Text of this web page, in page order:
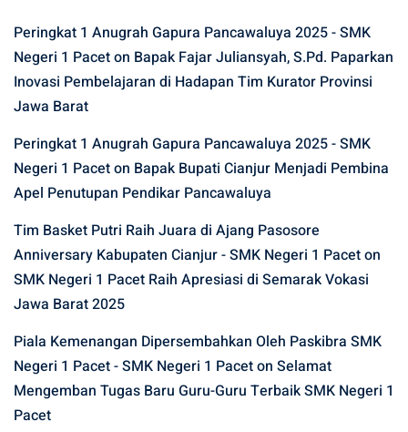
Peringkat 1 Anugrah Gapura Pancawaluya 2025 - SMK
Negeri 1 Paceton Bapak Fajar Juliansyah, S.Pd. Paparkan
Inovasi Pembelajaran di Hadapan Tim Kurator Provinsi
Jawa Barat
Peringkat 1 Anugrah Gapura Pancawaluya 2025 - SMK
Negeri 1 Paceton Bapak Bupati Cianjur Menjadi Pembina
Apel Penutupan Pendikar Pancawaluya
Tim Basket Putri Raih Juara di Ajang Pasosore
Anniversary Kabupaten Cianjur - SMK Negeri 1 Paceton
SMK Negeri 1 Pacet Raih Apresiasi di Semarak Vokasi
Jawa Barat 2025
Piala Kemenangan Dipersembahkan Oleh Paskibra SMK
Negeri 1 Pacet - SMK Negeri 1 Paceton Selamat
Mengemban Tugas Baru Guru-Guru Terbaik SMK Negeri 1
Pacet